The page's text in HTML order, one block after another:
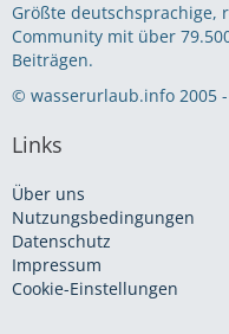
Größte deutschsprachige,
Community mit über
Beiträgen.
© wasserurlaub.info 2005
Links
Über uns
Nutzungsbedingungen
Datenschutz
Impressum
Cookie-Einstellungen